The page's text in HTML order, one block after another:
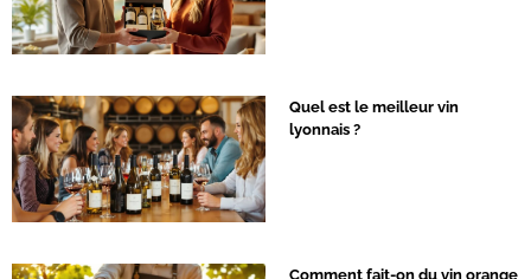
Quel est le meilleur vin
lyonnais ?
Comment fait-on du vin orange